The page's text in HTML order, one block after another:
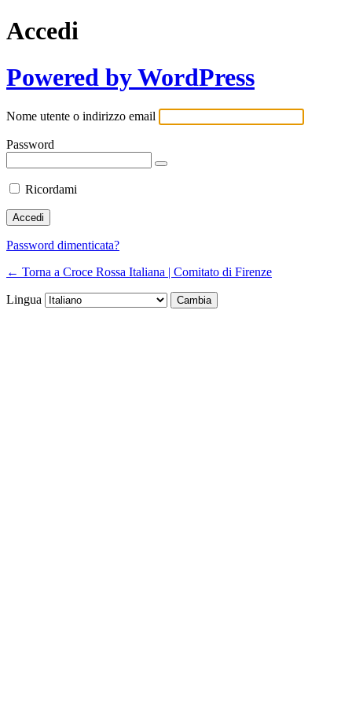
Accedi
Powered by WordPress
Nome utente o indirizzo email
Password
Ricordami
Password dimenticata?
← Torna a Croce Rossa Italiana | Comitato di Firenze
Lingua